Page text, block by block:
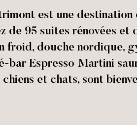
est une destination
de 95 suites rénovées et
froid, douche nordique,
bar Espresso Martini
et chats, sont